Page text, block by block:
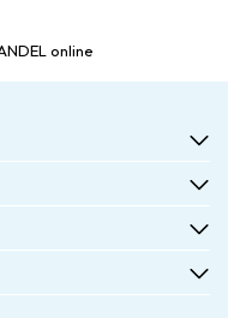
online